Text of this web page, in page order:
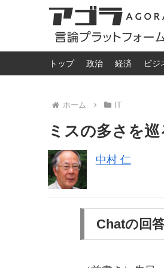
トップ 政治 経済 ビジ
ホーム IT
ミスの多さを
中村 仁
Chatの回